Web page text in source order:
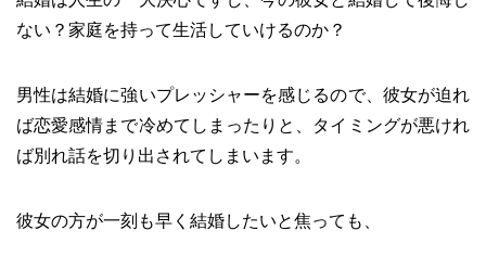
ない？家庭を持って生活していけるのか？
男性は結婚に強いプレッシャーを感じるので、彼女が迫れ
ば恋愛感情まで冷めてしまったりと、タイミングが悪けれ
ば別れ話を切り出されてしまいます。
彼女の方が一刻も早く結婚したいと焦っても、